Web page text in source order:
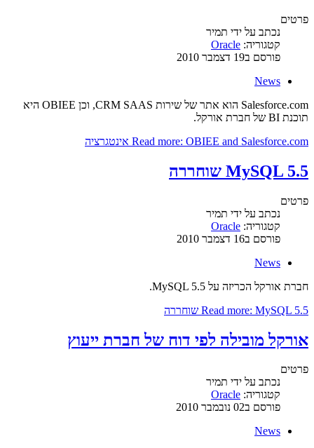
פרטים
נכתב על ידי תמיר
קטגוריה: Oracle
פורסם ב19 דצמבר 2010
News
Salesforce.com הוא אתר של שירות CRM SAAS, וכן OBIEE היא
תוכנת BI של חברת אורקל.
Read more: OBIEE and Salesforce.com אינטגרציה
MySQL 5.5 שוחררה
פרטים
נכתב על ידי תמיר
קטגוריה: Oracle
פורסם ב16 דצמבר 2010
News
חברת אורקל הכריזה על MySQL 5.5.
Read more: MySQL 5.5 שוחררה
אורקל מובילה לפי דוח של חברת ייעוץ
פרטים
נכתב על ידי תמיר
קטגוריה: Oracle
פורסם ב02 נובמבר 2010
News